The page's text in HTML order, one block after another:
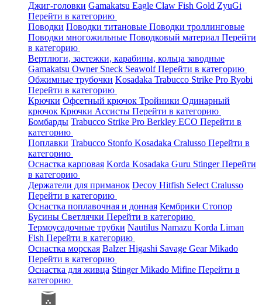
Джиг-головки Gamakatsu Eagle Claw Fish Gold ZyuGi
Перейти в категорию
Поводки Поводки титановые Поводки троллинговые
Поводки многожильные Поводковый материал Перейти
в категорию
Вертлюги, застежки, карабины, кольца заводные
Gamakatsu Owner Sneck SeawolfПерейти в категорию
Обжимные трубочки Kosadaka Trabucco Strike Pro Ryobi
Перейти в категорию
Крючки Офсетный крючок Тройники Одинарный
крючок Крючки Ассисты Перейти в категорию
Бомбарды Trabucco Strike Pro Berkley ECO Перейти в
категорию
Поплавки Trabucco Stonfo Kosadaka Cralusso Перейти в
категорию
Оснастка карповая Korda Kosadaka Guru StingerПерейти
в категорию
Держатели для приманок Decoy Hitfish Select Cralusso
Перейти в категорию
Оснастка поплавочная и донная Кембрики Стопор
Бусины Светлячки Перейти в категорию
Термоусадочные трубки Nautilus Namazu Korda Liman
Fish Перейти в категорию
Оснастка морская BalzerHigashi Savage GearMikado
Перейти в категорию
Оснастка для живца StingerMikado Mifine Перейти в
категорию